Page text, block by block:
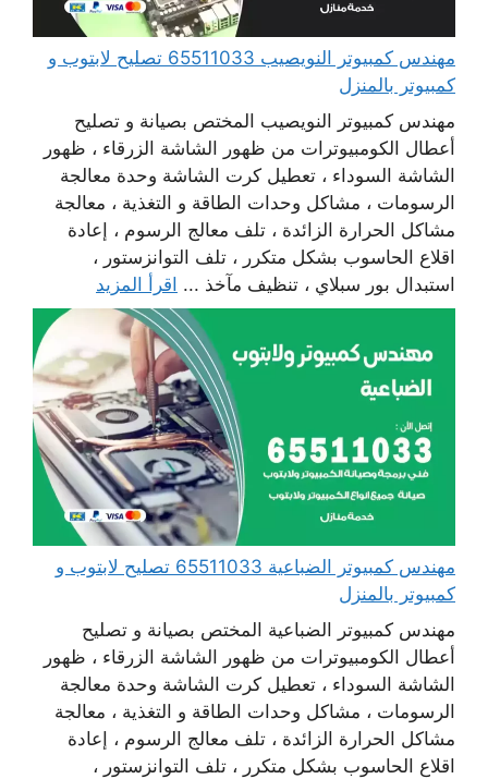
مهندس كمبيوتر النويصيب 65511033 تصليح لابتوب و
كمبيوتر بالمنزل
مهندس كمبيوتر النويصيب المختص بصيانة و تصليح
أعطال الكومبيوترات من ظهور الشاشة الزرقاء ، ظهور
الشاشة السوداء ، تعطيل كرت الشاشة وحدة معالجة
الرسومات ، مشاكل وحدات الطاقة و التغذية ، معالجة
مشاكل الحرارة الزائدة ، تلف معالج الرسوم ، إعادة
اقلاع الحاسوب بشكل متكرر ، تلف التوانزستور ،
استبدال بور سبلاي ، تنظيف مآخذ ... اقرأ المزيد
مهندس كمبيوتر الضباعية 65511033 تصليح لابتوب و
كمبيوتر بالمنزل
مهندس كمبيوتر الضباعية المختص بصيانة و تصليح
أعطال الكومبيوترات من ظهور الشاشة الزرقاء ، ظهور
الشاشة السوداء ، تعطيل كرت الشاشة وحدة معالجة
الرسومات ، مشاكل وحدات الطاقة و التغذية ، معالجة
مشاكل الحرارة الزائدة ، تلف معالج الرسوم ، إعادة
اقلاع الحاسوب بشكل متكرر ، تلف التوانزستور ،